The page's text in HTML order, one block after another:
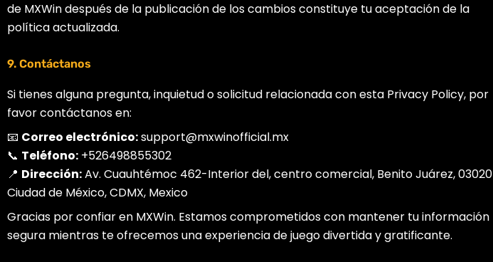
de MXWin después de la publicación de los cambios constituye tu aceptación de la
política actualizada.
9. Contáctanos
Si tienes alguna pregunta, inquietud o solicitud relacionada con esta Privacy Policy, por
favor contáctanos en:
📧 Correo electrónico:support@mxwinofficial.mx
📞 Teléfono: +526498855302
📍 Dirección:Av. Cuauhtémoc 462-Interior del, centro comercial, Benito Juárez, 03020
Ciudad de México, CDMX, Mexico
Gracias por confiar en MXWin. Estamos comprometidos con mantener tu información
segura mientras te ofrecemos una experiencia de juego divertida y gratificante.